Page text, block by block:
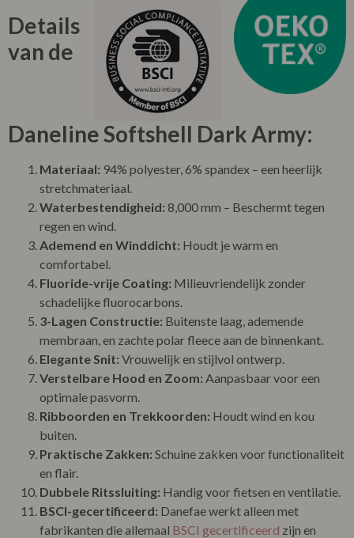
Details
van de
Daneline Softshell Dark Army:
Materiaal: 94% polyester, 6% spandex – een heerlijk
stretchmateriaal.
Waterbestendigheid: 8,000 mm – Beschermt tegen
regen en wind.
Ademend en Winddicht: Houdt je warm en
comfortabel.
Fluoride-vrije Coating: Milieuvriendelijk zonder
schadelijke fluorocarbons.
3-Lagen Constructie: Buitenste laag, ademende
membraan, en zachte polar fleece aan de binnenkant.
Elegante Snit: Vrouwelijk en stijlvol ontwerp.
Verstelbare Hood en Zoom: Aanpasbaar voor een
optimale pasvorm.
Ribboorden en Trekkoorden: Houdt wind en kou
buiten.
Praktische Zakken: Schuine zakken voor functionaliteit
en flair.
Dubbele Ritssluiting: Handig voor fietsen en ventilatie.
BSCI-gecertificeerd: Danefae werkt alleen met
fabrikanten die allemaal BSCI gecertificeerd zijn en